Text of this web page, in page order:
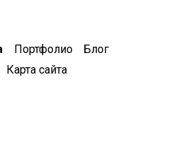
Портфолио
Блог
Карта сайта